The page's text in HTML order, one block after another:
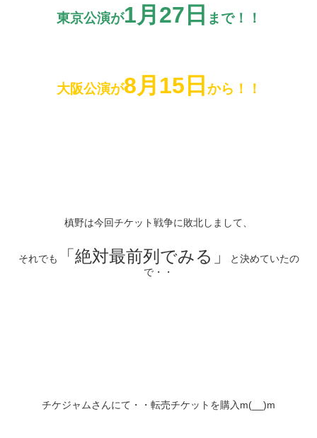
東京公演が1月27日 まで！！
大阪公演が8月15日 から！！
槙野は今回チケット戦争に敗北しまして、
それでも 「絶対最前列でみる」
と決めていたの
で・・
チケジャムさんにて・・転売チケットを購入m(__)m